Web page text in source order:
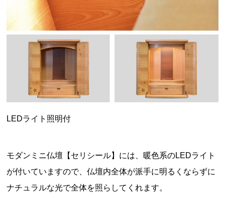
LEDライト照明付
モダンミニ仏壇【セリシール】には、暖色系のLEDライト
が付いていますので、仏壇内全体が派手に明るくならずに
ナチュラルな光で全体を照らしてくれます。